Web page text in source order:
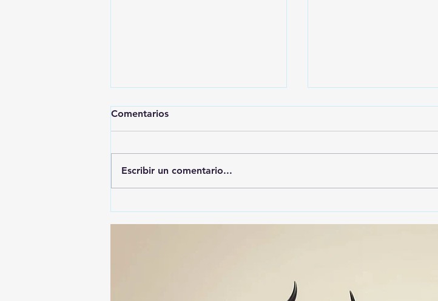
QUE TODOS ESTÁN
A PRESUNTO
Comentarios
Escribir un comentario...